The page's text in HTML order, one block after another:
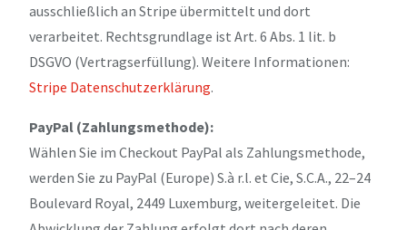
ausschließlich an Stripe übermittelt und dort
verarbeitet. Rechtsgrundlage ist Art. 6 Abs. 1 lit. b
DSGVO (Vertragserfüllung). Weitere Informationen:
Stripe Datenschutzerklärung.
PayPal (Zahlungsmethode):
Wählen Sie im Checkout PayPal als Zahlungsmethode,
werden Sie zu PayPal (Europe) S.à r.l. et Cie, S.C.A., 22–24
Boulevard Royal, 2449 Luxemburg, weitergeleitet. Die